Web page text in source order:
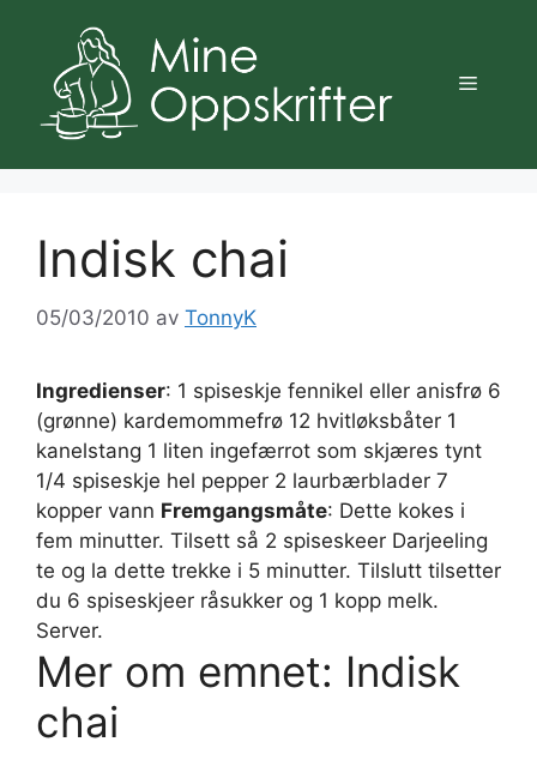
innhold
Meny
Indisk chai
05/03/2010 av TonnyK
Ingredienser: 1 spiseskje fennikel eller anisfrø 6
(grønne) kardemommefrø 12 hvitløksbåter 1
kanelstang 1 liten ingefærrot som skjæres tynt
1/4 spiseskje hel pepper 2 laurbærblader 7
kopper vann Fremgangsmåte: Dette kokes i
fem minutter. Tilsett så 2 spiseskeer Darjeeling
te og la dette trekke i 5 minutter. Tilslutt tilsetter
du 6 spiseskjeer råsukker og 1 kopp melk.
Server.
Mer om emnet: Indisk
chai